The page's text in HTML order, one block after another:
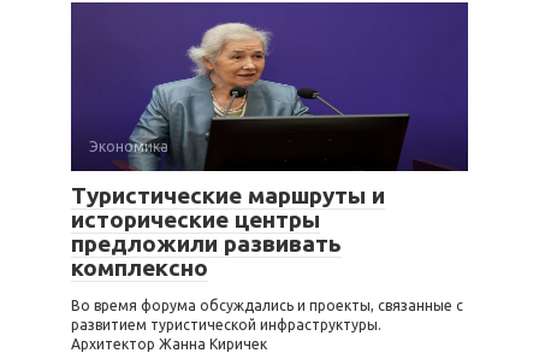
Экономика
Туристические маршруты и
исторические центры
предложили развивать
комплексно
Во время форума обсуждались и проекты, связанные с
развитием туристической инфраструктуры.
Архитектор Жанна Киричек